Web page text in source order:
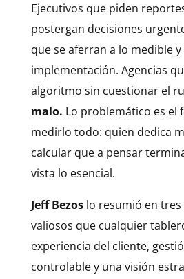
Ejecutivos que piden
postergan decisiones
que se aferran a lo medible
implementación. Agencias
algoritmo sin cuestionar el
malo. Lo problemático es el
medirlo todo: quien dedica
calcular que a pensar
vista lo esencial.
Jeff Bezoslo resumió en tres
valiosos que cualquier
experiencia del cliente,
controlable y una visión